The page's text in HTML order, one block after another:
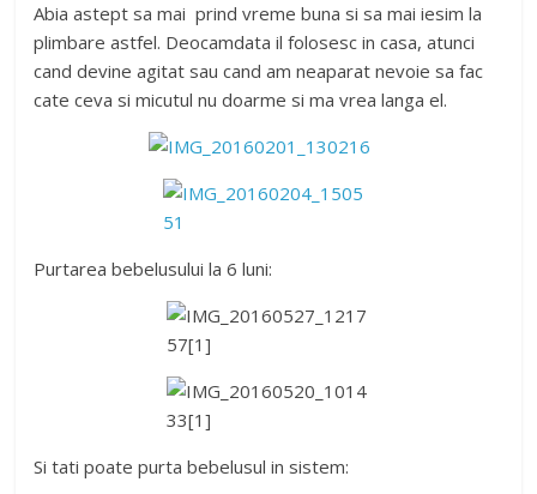
Abia astept sa mai prind vreme buna si sa mai iesim la
plimbare astfel. Deocamdata il folosesc in casa, atunci
cand devine agitat sau cand am neaparat nevoie sa fac
cate ceva si micutul nu doarme si ma vrea langa el.
Purtarea bebelusului la 6 luni:
Si tati poate purta bebelusul in sistem: